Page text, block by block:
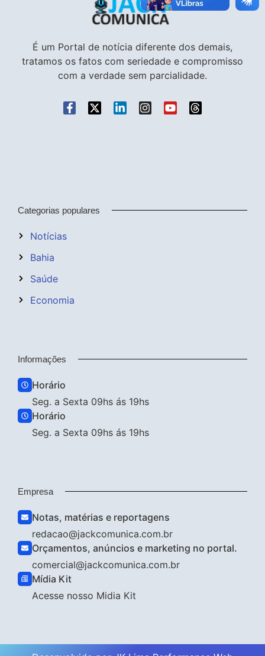
É um Portal de notícia diferente dos demais,
tratamos os fatos com seriedade e compromisso
com a verdade sem parcialidade.
Categorias populares
Notícias
Bahia
Saúde
Economia
Informações
Horário
Seg. a Sexta 09hs ás 19hs
Horário
Seg. a Sexta 09hs ás 19hs
Empresa
Notas, matérias e reportagens
redacao@jackcomunica.com.br
Orçamentos, anúncios e marketing no portal.
comercial@jackcomunica.com.br
Mídia Kit
Acesse nosso Midia Kit